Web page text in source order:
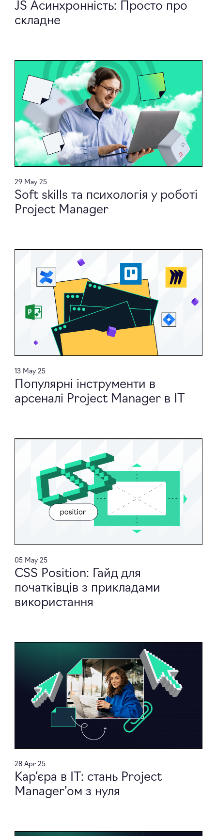
JS Асинхронність: Просто про
складне
29 May 25
Soft skills та психологія у роботі
Project Manager
13 May 25
Популярні інструменти в
арсеналі Project Manager в ІТ
05 May 25
CSS Position: Гайд для
початківців з прикладами
використання
28 Apr 25
Кар’єра в ІТ: стань Project
Manager’ом з нуля